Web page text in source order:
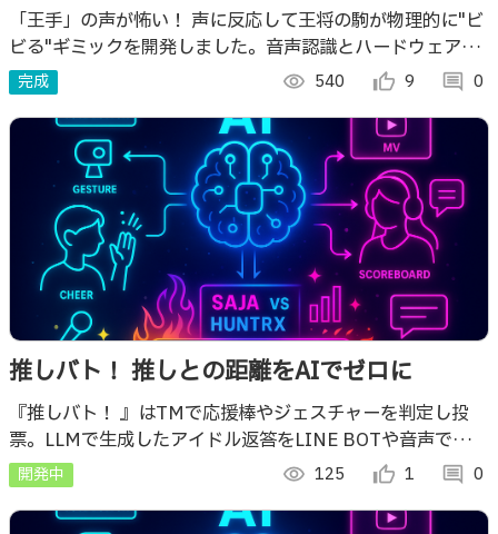
手なんだよね」
「王手」の声が怖い！ 声に反応して王将の駒が物理的に"ビ
ビる"ギミックを開発しました。音声認識とハードウェア制
御を連携させ、駒に命を吹き込むことに挑戦しました。
完成 visibility 540 thumb_up_alt 9 comment 0
推しバト！ 推しとの距離をAIでゼロに
『推しバト！ 』はTMで応援棒やジェスチャーを判定し投
票。LLMで生成したアイドル返答をLINE BOTや音声で届
け、ライブや宣伝に活用できる新しい応援体験を実現しま
す。
開発中 visibility 125 thumb_up_alt 1 comment 0